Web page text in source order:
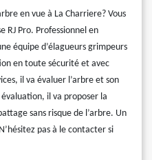
en vue à La Charriere? Vous
RJ Pro. Professionnel en
équipe d’élagueurs grimpeurs
en toute sécurité et avec
il va évaluer l’arbre et son
il va proposer la
sans risque de l’arbre. Un
pas à le contacter si